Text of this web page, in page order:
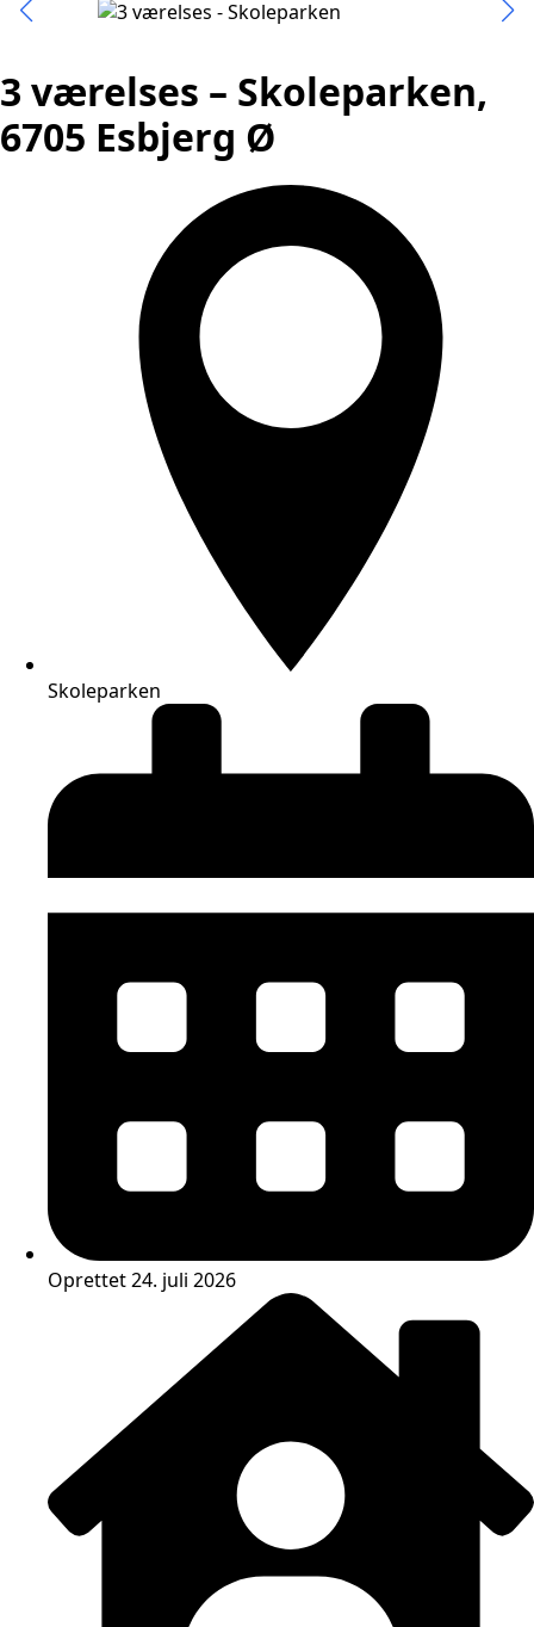
3 værelses – Skoleparken,
6705 Esbjerg Ø
Skoleparken
Oprettet 24. juli 2026